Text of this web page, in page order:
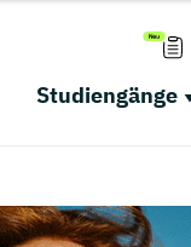
Studiengänge